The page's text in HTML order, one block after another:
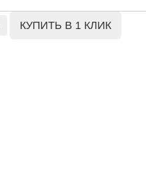
КУПИТЬ В 1 КЛИК